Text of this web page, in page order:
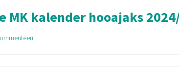
MK kalender hooajaks